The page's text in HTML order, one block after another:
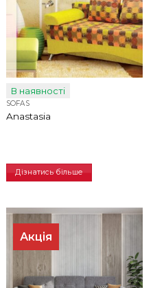
В наявності
SOFAS
Anastasia
Дізнатись більше
Акція